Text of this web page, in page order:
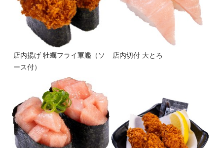
店内揚げ 牡蠣フライ軍艦（ソ
ース付）
店内切付 大とろ